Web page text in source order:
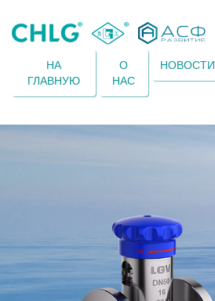
НА
ГЛАВНУЮ
О
НАС
НОВОСТИ